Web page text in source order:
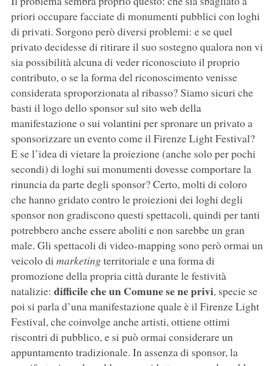
priori occupare facciate di monumenti pubblici con loghi
di privati. Sorgono però diversi problemi: e se quel
privato decidesse di ritirare il suo sostegno qualora non vi
sia possibilità alcuna di veder riconosciuto il proprio
contributo, o se la forma del riconoscimento venisse
considerata sproporzionata al ribasso? Siamo sicuri che
basti il logo dello sponsor sul sito web della
manifestazione o sui volantini per spronare un privato a
sponsorizzare un evento come il Firenze Light Festival?
E se l’idea di vietare la proiezione (anche solo per pochi
secondi) di loghi sui monumenti dovesse comportare la
rinuncia da parte degli sponsor? Certo, molti di coloro
che hanno gridato contro le proiezioni dei loghi degli
sponsor non gradiscono questi spettacoli, quindi per tanti
potrebbero anche essere aboliti e non sarebbe un gran
male. Gli spettacoli di video-mapping sono però ormai un
veicolo di marketingterritoriale e una forma di
promozione della propria città durante le festività
natalizie: difficile che un Comune se ne privi, specie se
poi si parla d’una manifestazione quale è il Firenze Light
Festival, che coinvolge anche artisti, ottiene ottimi
riscontri di pubblico, e si può ormai considerare un
appuntamento tradizionale. In assenza di sponsor, la